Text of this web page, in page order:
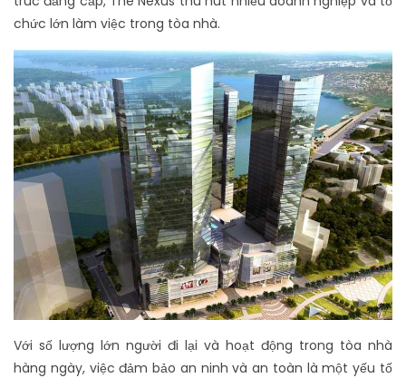
chức lớn làm việc trong tòa nhà.
Với số lượng lớn người đi lại và hoạt động trong tòa nhà
hàng ngày, việc đảm bảo an ninh và an toàn là một yếu tố